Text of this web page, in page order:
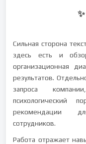
Сильная сторона
здесь есть и
организационная
результатов.
запроса
психологический
рекомендации
сотрудников.
Работа отражает